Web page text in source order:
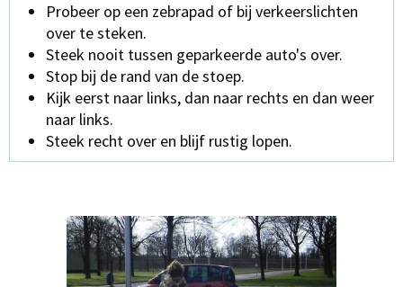
Probeer op een zebrapad of bij verkeerslichten
over te steken.
Steek nooit tussen geparkeerde auto's over.
Stop bij de rand van de stoep.
Kijk eerst naar links, dan naar rechts en dan weer
naar links.
Steek recht over en blijf rustig lopen.